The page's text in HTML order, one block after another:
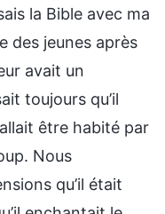
la Bible avec ma
des jeunes après
avait un
toujours qu’il
être habité par
Nous
qu’il était